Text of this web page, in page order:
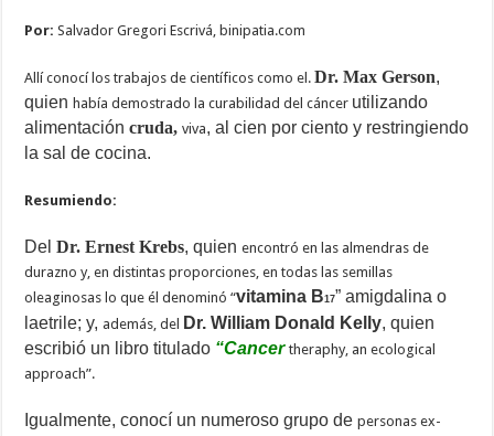
Por: Salvador Gregori Escrivá, binipatia.com
Allí conocí los trabajos de científicos como el.Dr. Max Gerson,
quienhabía demostrado la curabilidad del cáncer utilizando
alimentacióncruda,viva, al cien por ciento y restringiendo
la sal de cocina.
Resumiendo:
DelDr. Ernest Krebs, quienencontró en las almendras de
durazno y, en distintas proporciones, en todas las semillas
oleaginosas lo que él denominó “vitamina B17” amigdalina o
laetrile; y, además, del Dr. William Donald Kelly, quien
escribió un libro titulado “Cancertheraphy, an ecological
approach”.
Igualmente, conocí un numeroso grupo depersonas ex-